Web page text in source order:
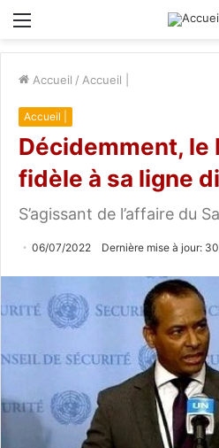
Menu
Accueil / Accueil |
Accueil |
Décidemment, le
fidèle à sa ligne
S’agissant de l’affaire du
06/07/2022 Dernière mise à jour: